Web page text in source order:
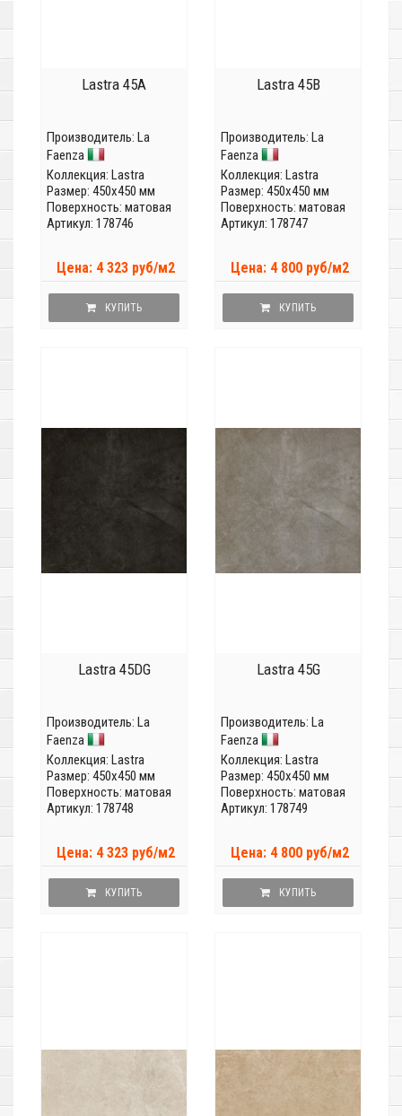
Lastra 45A
Производитель: La
Faenza
Коллекция: Lastra
Размер: 450x450 мм
Поверхность: матовая
Артикул: 178746
Цена: 4 323 руб/м2
КУПИТЬ
Lastra 45B
Производитель: La
Faenza
Коллекция: Lastra
Размер: 450x450 мм
Поверхность: матовая
Артикул: 178747
Цена: 4 800 руб/м2
КУПИТЬ
Lastra 45DG
Производитель: La
Faenza
Коллекция: Lastra
Размер: 450x450 мм
Поверхность: матовая
Артикул: 178748
Цена: 4 323 руб/м2
КУПИТЬ
Lastra 45G
Производитель: La
Faenza
Коллекция: Lastra
Размер: 450x450 мм
Поверхность: матовая
Артикул: 178749
Цена: 4 800 руб/м2
КУПИТЬ